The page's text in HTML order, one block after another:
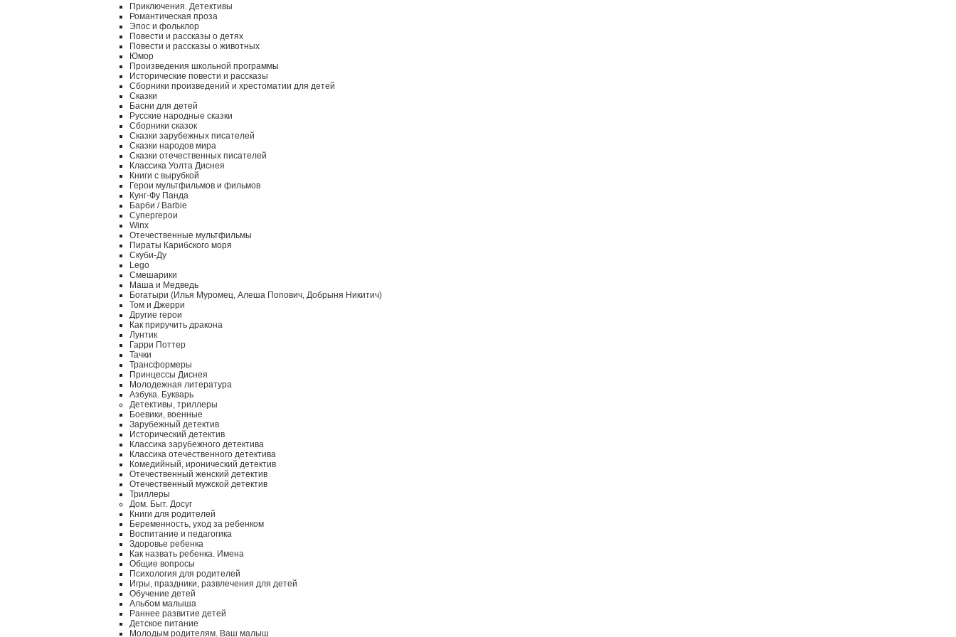
Приключения. Детективы
Романтическая проза
Эпос и фольклор
Повести и рассказы о детях
Повести и рассказы о животных
Юмор
Произведения школьной программы
Исторические повести и рассказы
Сборники произведений и хрестоматии для детей
Сказки
Басни для детей
Русские народные сказки
Сборники сказок
Сказки зарубежных писателей
Сказки народов мира
Сказки отечественных писателей
Классика Уолта Диснея
Книги с вырубкой
Герои мультфильмов и фильмов
Кунг-Фу Панда
Барби / Barbie
Супергерои
Winx
Отечественные мультфильмы
Пираты Карибского моря
Скуби-Ду
Lego
Смешарики
Маша и Медведь
Богатыри (Илья Муромец, Алеша Попович, Добрыня Никитич)
Том и Джерри
Другие герои
Как приручить дракона
Лунтик
Гарри Поттер
Тачки
Трансформеры
Принцессы Диснея
Молодежная литература
Азбука. Букварь
Детективы, триллеры
Боевики, военные
Зарубежный детектив
Исторический детектив
Классика зарубежного детектива
Классика отечественного детектива
Комедийный, иронический детектив
Отечественный женский детектив
Отечественный мужской детектив
Триллеры
Дом. Быт. Досуг
Книги для родителей
Беременность, уход за ребенком
Воспитание и педагогика
Здоровье ребенка
Как назвать ребенка. Имена
Общие вопросы
Психология для родителей
Игры, праздники, развлечения для детей
Обучение детей
Альбом малыша
Раннее развитие детей
Детское питание
Молодым родителям. Ваш малыш